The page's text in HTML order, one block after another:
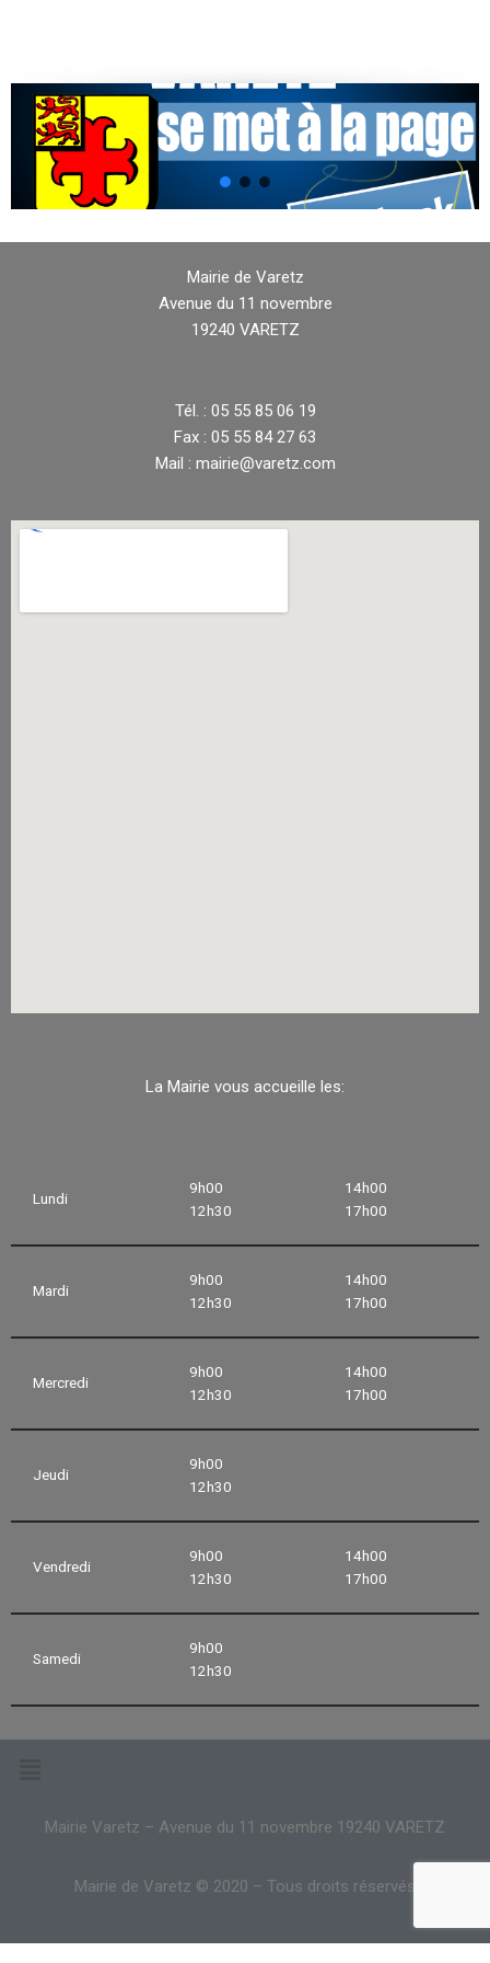
Mairie de Varetz
Avenue du 11 novembre
19240 VARETZ
Tél. : 05 55 85 06 19
Fax : 05 55 84 27 63
Mail : mairie@varetz.com
La Mairie vous accueille les:
Lundi
9h00
12h30
14h00
17h00
Mardi
9h00
12h30
14h00
17h00
Mercredi
9h00
12h30
14h00
17h00
Jeudi
9h00
12h30
Vendredi
9h00
12h30
14h00
17h00
Samedi
9h00
12h30
Mairie Varetz – Avenue du 11 novembre 19240 VARETZ
Mairie de Varetz © 2020 – Tous droits réservés